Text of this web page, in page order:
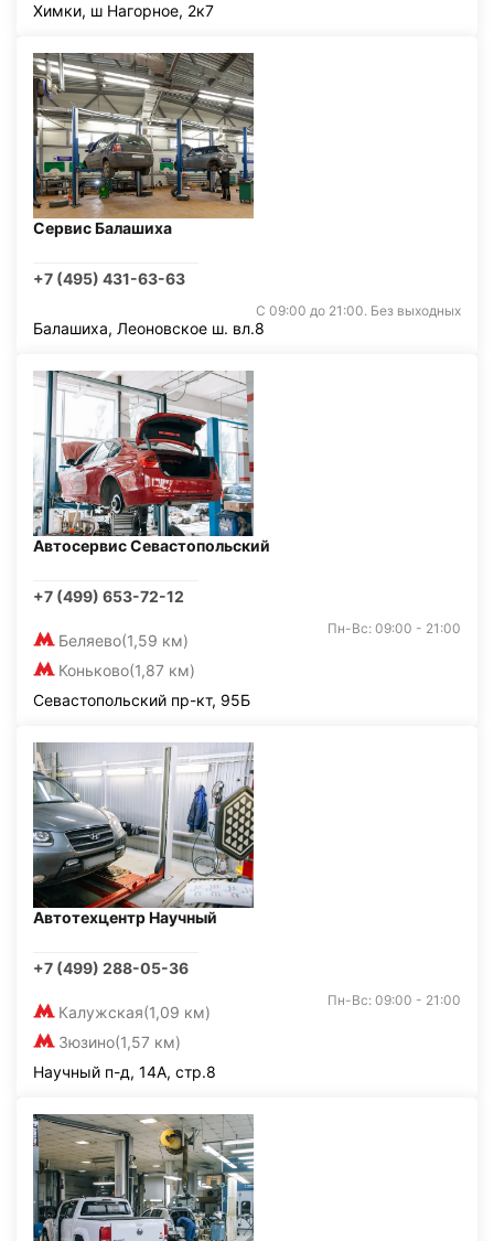
Химки, ш Нагорное, 2к7
Сервис Балашиха
+7 (495) 431-63-63
С 09:00 до 21:00. Без выходных
Балашиха, Леоновское ш. вл.8
Автосервис Севастопольский
+7 (499) 653-72-12
Беляево(1,59 км)
Коньково(1,87 км)
Пн-Вс: 09:00 - 21:00
Севастопольский пр-кт, 95Б
Автотехцентр Научный
+7 (499) 288-05-36
Калужская(1,09 км)
Зюзино(1,57 км)
Пн-Вс: 09:00 - 21:00
Научный п-д, 14А, стр.8